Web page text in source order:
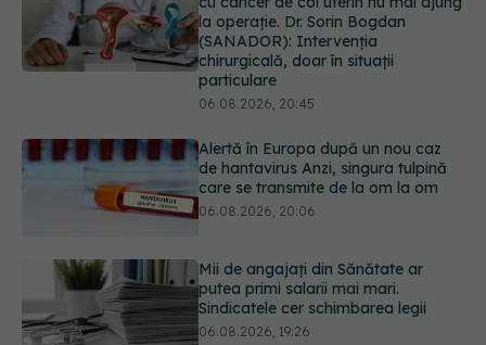
Alertă în Europa după un nou caz
de hantavirus Anzi, singura tulpină
care se transmite de la om la om
06.08.2026, 20:06
putea primi salarii mai mari.
Sindicatele cer schimbarea legii
06.08.2026, 19:26
care pot fi tratate fără operație. Dr.
Sorin Bogdan (SANADOR): Chirurgia
este indicată doar punctual, pentru
anumite categorii de paciente